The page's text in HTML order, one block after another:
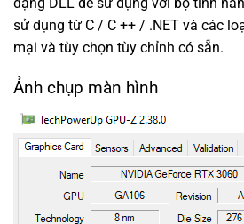
sử dụng từ C / C ++ / .NET và các
mại và tùy chọn tùy chỉnh có sẵn.
Ảnh chụp màn hình